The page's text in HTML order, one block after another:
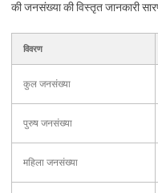
की जनसंख्या की विस्तृत जानकारी
विवरण
कुल जनसंख्या
पुरुष जनसंख्या
महिला जनसंख्या